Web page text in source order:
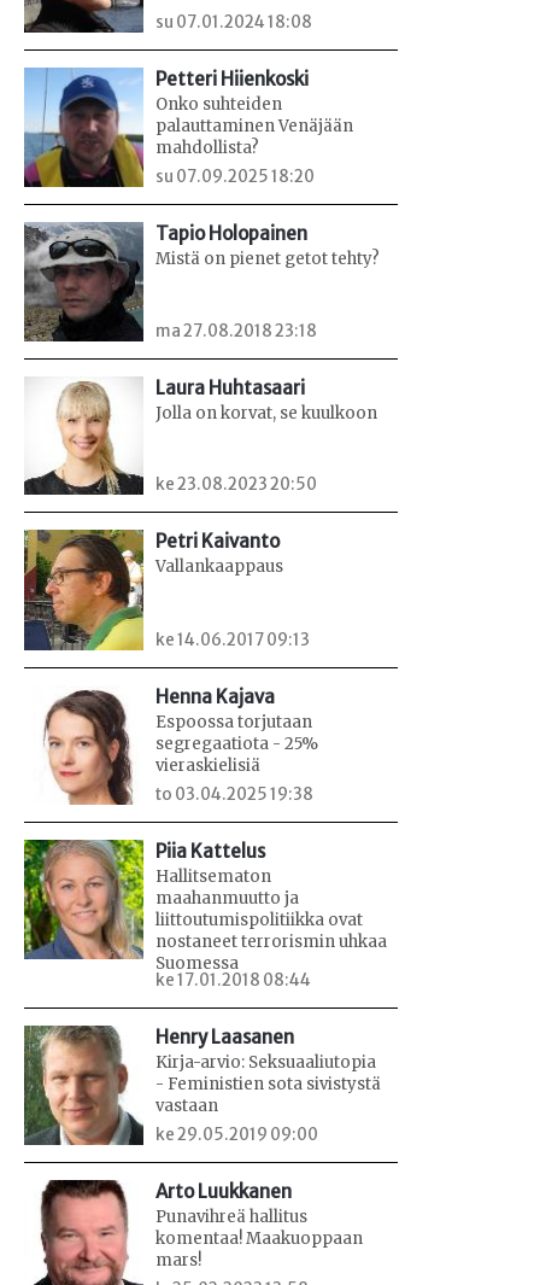
su 07.01.2024 18:08
Petteri Hiienkoski
Onko suhteiden
palauttaminen Venäjään
mahdollista?
su 07.09.2025 18:20
Tapio Holopainen
Mistä on pienet getot tehty?
ma 27.08.2018 23:18
Laura Huhtasaari
Jolla on korvat, se kuulkoon
ke 23.08.2023 20:50
Petri Kaivanto
Vallankaappaus
ke 14.06.2017 09:13
Henna Kajava
Espoossa torjutaan
segregaatiota - 25%
vieraskielisiä
to 03.04.2025 19:38
Piia Kattelus
Hallitsematon
maahanmuutto ja
liittoutumispolitiikka ovat
nostaneet terrorismin uhkaa
Suomessa
ke 17.01.2018 08:44
Henry Laasanen
Kirja-arvio: Seksuaaliutopia
- Feministien sota sivistystä
vastaan
ke 29.05.2019 09:00
Arto Luukkanen
Punavihreä hallitus
komentaa! Maakuoppaan
mars!